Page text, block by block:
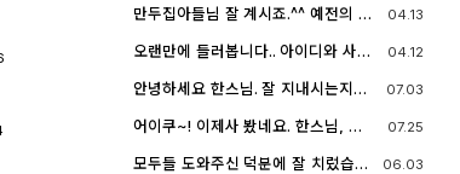
만두집아들님 잘 계시죠.^^ 예전의 그
기억이 납니다. ^^;; djslr 홈페이지 활
동 및 사진 활동이 예전 같지는 않지
만, 동호회 활동의 추억을 남길 겸 가
능한 계속 홈페이지를 유지할 예정입
요.^^
04.13
오랜만에 들러봅니다.. 아이디와 사진
네요^^.. 다들 잘 지내시죠? 제가 이곳
에서 활동할때 까마득했던 회원님들
이었는데 이제 제가 그 나이가 되버렸
습니다^^..
04.12
안녕하세요 한스님. 잘 지내시는지
시간이었습니다
07.03
어이쿠~! 이제사 봤네요. 한스님, 안
07.25
모두들 도와주신 덕분에 잘 치렀습니
06.03